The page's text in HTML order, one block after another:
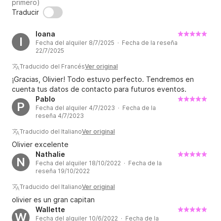
considerarán todas las peticiones culinarias
especiales.
También les informo que, por razones de seguridad,
comodidad y respeto por los asientos, no se
permiten zapatos de tacón, especialmente de aguja,
si desean desplazarse a bordo, pero pueden
quitárselos para poder moverse libremente.
Fumar a bordo también está estrictamente prohibido,
excepto cigarrillos electrónicos.
Los precios indicados corresponden a cada crucero
"único y privado" con una duración máxima de 1,5 a 2
horas.
Espero darles la bienvenida a bordo pronto.
Olivier, su afectísimo Capitán. ?‍✈️
primero)
Traducir
I
Ioana
Fecha del alquiler 8/7/2025 · Fecha de la reseña
22/7/2025
Traducido del FrancésVer original
¡Gracias, Olivier! Todo estuvo perfecto. Tendremos en
cuenta tus datos de contacto para futuros eventos.
P
Pablo
Fecha del alquiler 4/7/2023 · Fecha de la
reseña 4/7/2023
Traducido del ItalianoVer original
Olivier excelente
N
Nathalie
Fecha del alquiler 18/10/2022 · Fecha de la
reseña 19/10/2022
Traducido del ItalianoVer original
olivier es un gran capitan
W
Wallette
Fecha del alquiler 10/6/2022 · Fecha de la